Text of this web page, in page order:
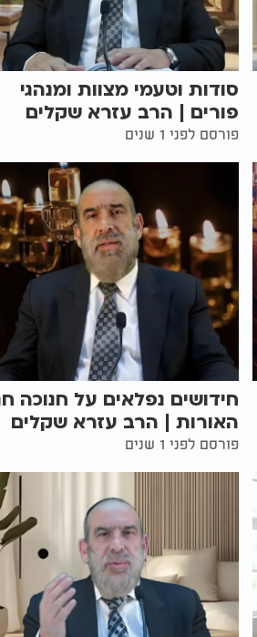
סודות וטעמי מצוות ומנהגי
פורים | הרב עזרא שקלים
פורסם לפני 1 שנים
חידושים נפלאים על חנוכה
האורות | הרב עזרא שקלים
פורסם לפני 1 שנים